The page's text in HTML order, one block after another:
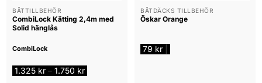
BÅTTILLBEHÖR
CombiLock Kätting 2,4m med
Solid hänglås
CombiLock
1.325 kr – 1.750 krPrisintervall:
1.325 kr
BÅTDÄCKS TILLBEHÖR
Öskar Orange
79 kr